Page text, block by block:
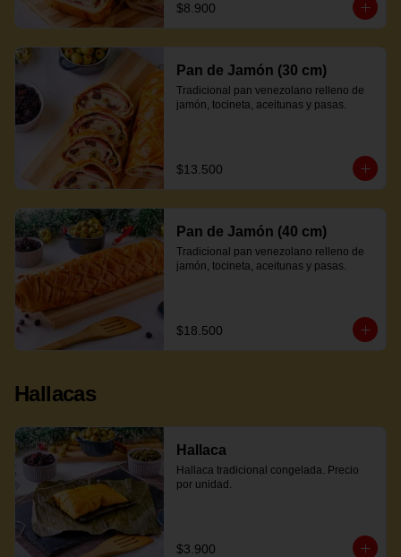
$8.900
Pan de Jamón (30 cm)
Tradicional pan venezolano relleno de
jamón, tocineta, aceitunas y pasas.
$13.500
Pan de Jamón (40 cm)
Tradicional pan venezolano relleno de
jamón, tocineta, aceitunas y pasas.
$18.500
Hallacas
Hallaca
Hallaca tradicional congelada. Precio
por unidad.
$3.900